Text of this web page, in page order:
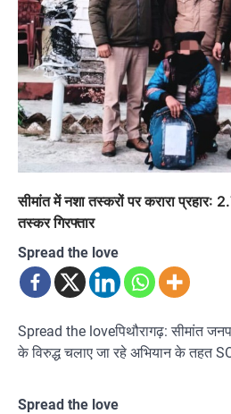
सीमांत में नशा तस्करों पर करारा
तस्कर गिरफ्तार
Spread the love
Spread the loveपिथौरागढ़: सीमांत
के विरुद्ध चलाए जा रहे अभियान के तहत
Spread the love